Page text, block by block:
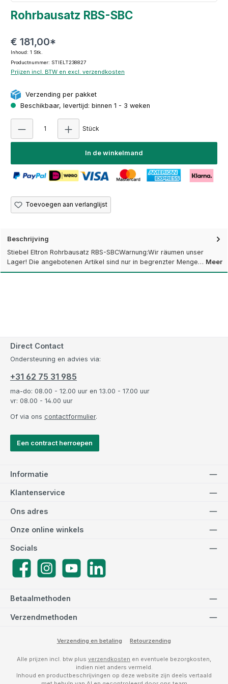
Rohrbausatz RBS-SBC
€ 181,00*
Inhoud: 1 Stk.
Productnummer: STIELT238827
Prijzen incl. BTW en excl. verzendkosten
Verzending per pakket
Beschikbaar, levertijd: binnen 1 - 3 weken
Stück
In de winkelmand
Toevoegen aan verlanglijst
Beschrijving
Stiebel Eltron Rohrbausatz RBS-SBCWarnung:Wir räumen unser
Lager! Die angebotenen Artikel sind nur in begrenzter Menge… Meer
Direct Contact
Ondersteuning en advies via:
+31 62 75 31 985
ma-do: 08.00 - 12.00 uur en 13.00 - 17.00 uur
vr: 08.00 - 14.00 uur
Of via ons contactformulier.
Een contract herroepen
Informatie
Klantenservice
Betaalmethoden
Verzendmethoden
Ons adres
Socials
FacebookInstagramYouTube
Onze online winkels
Verzending en betaling Retourzending
Alle prijzen incl. btw plus verzendkosten en eventuele bezorgkosten,
indien niet anders vermeld.
Inhoud en productbeschrijvingen op deze website zijn deels vertaald